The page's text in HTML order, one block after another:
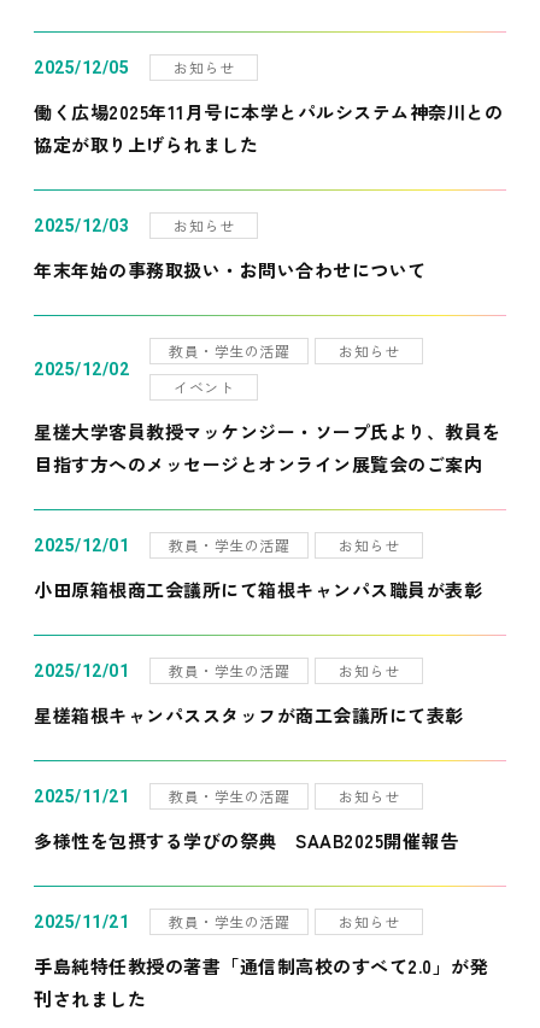
2025/12/05 お知らせ
働く広場2025年11月号に本学とパルシステム神奈川との
協定が取り上げられました
2025/12/03 お知らせ
年末年始の事務取扱い・お問い合わせについて
2025/12/02
教員・学生の活躍
お知らせ
イベント
星槎大学客員教授マッケンジー・ソープ氏より、教員を
目指す方へのメッセージとオンライン展覧会のご案内
2025/12/01 教員・学生の活躍 お知らせ
小田原箱根商工会議所にて箱根キャンパス職員が表彰
2025/12/01 教員・学生の活躍 お知らせ
星槎箱根キャンパススタッフが商工会議所にて表彰
2025/11/21 教員・学生の活躍 お知らせ
多様性を包摂する学びの祭典 SAAB2025開催報告
2025/11/21 教員・学生の活躍 お知らせ
手島純特任教授の著書「通信制高校のすべて2.0」が発
刊されました